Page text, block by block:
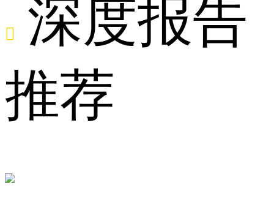
品

深度报告
推荐